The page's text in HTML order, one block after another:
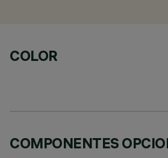
COLOR
COMPONENTES